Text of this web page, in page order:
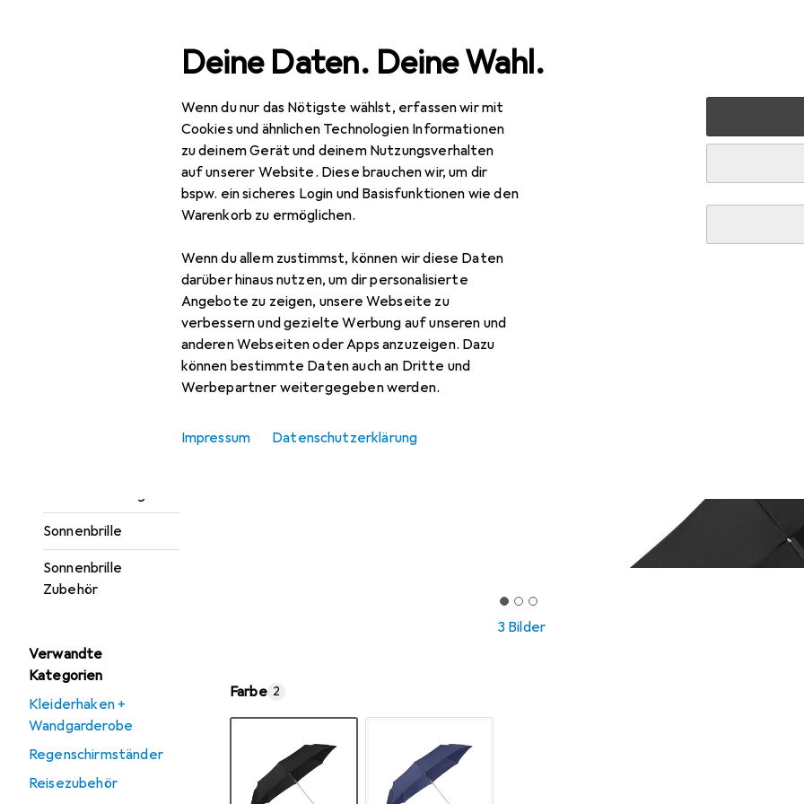
Deine Daten. Deine Wahl.
Wenn du nur das Nötigste wählst, erfassen wir mit
Cookies und ähnlichen Technologien Informationen
zu deinem Gerät und deinem Nutzungsverhalten
auf unserer Website. Diese brauchen wir, um dir
bspw. ein sicheres Login und Basisfunktionen wie den
Warenkorb zu ermöglichen.
Wenn du allem zustimmst, können wir diese Daten
darüber hinaus nutzen, um dir personalisierte
Angebote zu zeigen, unsere Webseite zu
verbessern und gezielte Werbung auf unseren und
anderen Webseiten oder Apps anzuzeigen. Dazu
können bestimmte Daten auch an Dritte und
Werbepartner weitergegeben werden.
Impressum Datenschutzerklärung
Navigation nach Kategorien
Schlüsselanhänger
Sonnenbrille
Sonnenbrille
Zubehör
Verwandte
Kategorien
Kleiderhaken +
Wandgarderobe
Regenschirmständer
Reisezubehör
Gesamtsortiment Mode Damen Samsonite
3 Bilder
Farbe 2